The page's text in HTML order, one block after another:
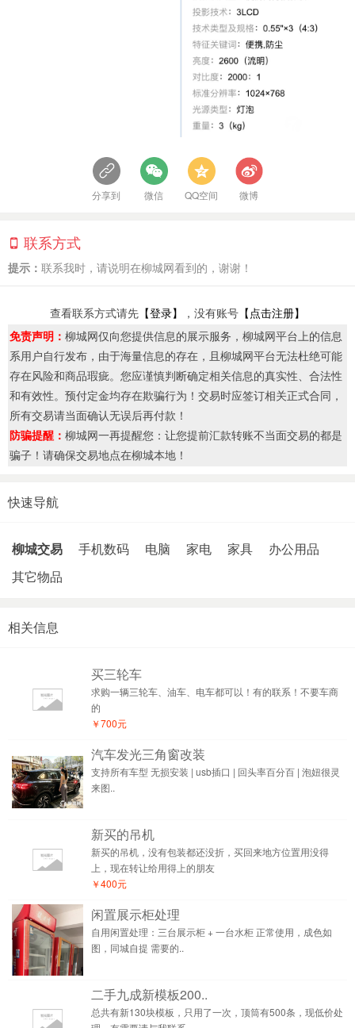
分享到 微信 QQ空间 微博
联系方式
提示： 联系我时，请说明在柳城网看到的，谢谢！
查看联系方式请先 【登录】 ，没有账号 【点击注册】
免责声明： 柳城网仅向您提供信息的展示服务，柳城网平台上的信息
系用户自行发布，由于海量信息的存在，且柳城网平台无法杜绝可能
存在风险和商品瑕疵。您应谨慎判断确定相关信息的真实性、合法性
和有效性。预付定金均存在欺骗行为！交易时应签订相关正式合同，
所有交易请当面确认无误后再付款！
防骗提醒： 柳城网一再提醒您：让您提前汇款转账不当面交易的都是
骗子！请确保交易地点在柳城本地！
快速导航
柳城交易 手机数码 电脑 家电 家具
办公用品
其它物品
相关信息
买三轮车
求购一辆三轮车、油车、电车都可以！有的联系！不要车商
的
￥700元
汽车发光三角窗改装
支持所有车型 无损安装 | usb插口 | 回头率百分百 | 泡妞很灵
来图..
新买的吊机
新买的吊机，没有包装都还没折，买回来地方位置用没得
上，现在转让给用得上的朋友
￥400元
闲置展示柜处理
自用闲置处理：三台展示柜 + 一台水柜 正常使用，成色如
图，同城自提 需要的..
二手九成新模板200..
总共有新130块模板，只用了一次，顶筒有500条，现低价处